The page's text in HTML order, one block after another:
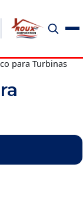
para Turbinas